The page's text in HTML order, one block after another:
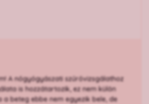
A nőgyógyászati szűrővizsgálathoz
is hozzátartozik, ez nem külön
a beteg ebbe nem egyezik bele, de